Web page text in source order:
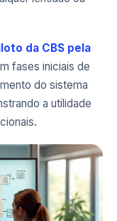
da CBS pela
fases iniciais de
do sistema
a utilidade